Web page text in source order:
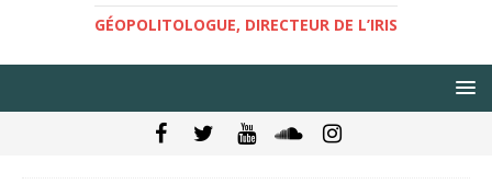
GÉOPOLITOLOGUE, DIRECTEUR DE L’IRIS